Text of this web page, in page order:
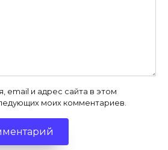
email и адрес сайта в этом
моих комментариев.